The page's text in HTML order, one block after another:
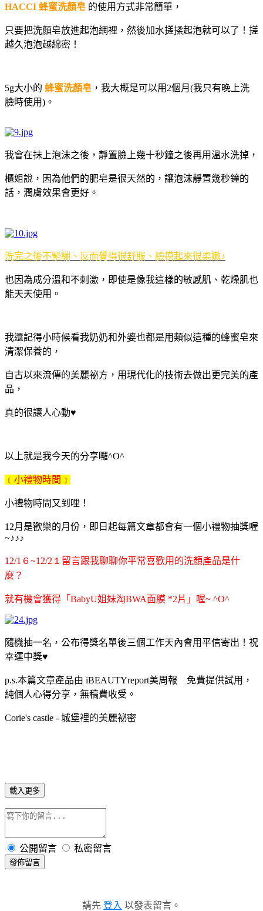
HACCI 蜂蜜洗顏皂 的使用方式非常簡單，
只要把洗顏皂放進起泡網裡，然後加水搓揉起泡就可以了！搓
越久泡泡越綿密！
5g大小的 蜂蜜洗顏皂 ，我大概是可以用2個月(我只有晚上洗
臉時使用)。
我會在抹上泡沫之後，靜置臉上幾十秒鐘之後再用溫水洗掉，
櫃姐說，因為他們的肥皂是很天然的，讓泡沫靜置幾秒鐘的
話，潤膚效果會更好。
洗完之後不緊繃、反而覺得很舒服、臉摸起來很柔嫩♪
也因為成分溫和不刺激，即使是像我這樣的敏感肌、乾燥肌也
能天天使用。
我還記得小時候看我奶奶和外婆也都是用類似這種的蜂蜜皂來
清潔保養的，
自古以來流傳的美麗祕方，用現代化的技術去做出更完美的產
品，
真的很讓人心動♥
以上就是我今天的分享囉^O^
﹝小禮物時間﹞
小禮物時間又到哩！
12月是歡樂的月份，即日起每篇文章都會有一個小禮物抽獎喔
~♪♪♪
12/1６~12/2１ 留言跟我聊聊你平常喜歡用的洗顏產品是什
麼？
就有機會獲得「 BabyU姐妹淘BWA面膜 *2片」喔~ ^O^
隨機抽一名，公布得獎名單後三個工作天內會用平信寄出！ 祝
幸運中獎♥
p.s.本篇文章產品由 iBEAUTYreport美周報 免費提供試用，
純個人心得分享，無稿費收受。
Corie's castle - 城堡裡的美麗祕密
載入更多
公開留言 私密留言
發佈留言
請先 登入 以發表留言。